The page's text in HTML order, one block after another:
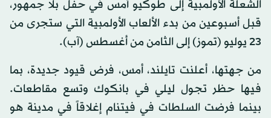
الشعلة الأولمبية إلى طوكيو أمس في حفل بلا جمهور،
قبل أسبوعين من بدء الألعاب الأولمبية التي ستجرى من
23 يوليو (تموز) إلى الثامن من أغسطس (آب).
من جهتها، أعلنت تايلند، أمس، فرض قيود جديدة، بما
فيها حظر تجول ليلي في بانكوك وتسع مقاطعات.
بينما فرضت السلطات في فيتنام إغلاقاً في مدينة هو